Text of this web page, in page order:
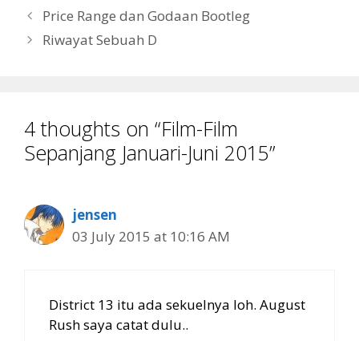
Price Range dan Godaan Bootleg
Riwayat Sebuah D
4 thoughts on “Film-Film
Sepanjang Januari-Juni 2015”
jensen
03 July 2015 at 10:16 AM
District 13 itu ada sekuelnya loh. August
Rush saya catat dulu..